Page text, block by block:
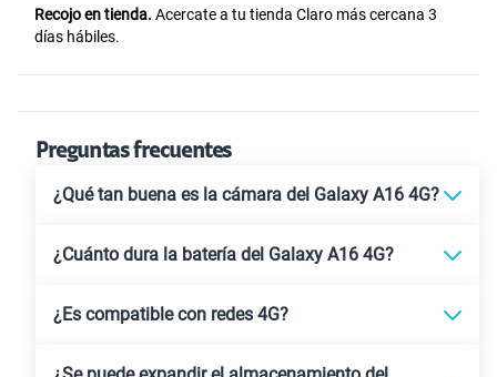
Recojo en tienda. Acercate a tu tienda Claro más cercana 3
días hábiles.
Preguntas frecuentes
¿Qué tan buena es la cámara del Galaxy A16 4G?
¿Cuánto dura la batería del Galaxy A16 4G?
¿Es compatible con redes 4G?